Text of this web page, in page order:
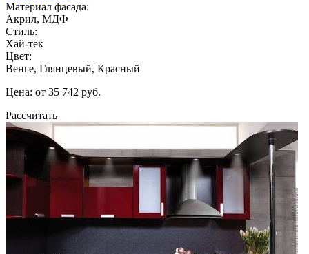
Материал фасада:
Акрил, МДФ
Стиль:
Хай-тек
Цвет:
Венге, Глянцевый, Красный
Цена: от 35 742 руб.
Рассчитать